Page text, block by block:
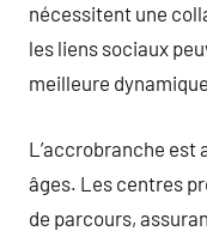
nécessitent une
les liens sociaux
meilleure
L’accrobranche est
âges. Les centres
de parcours,